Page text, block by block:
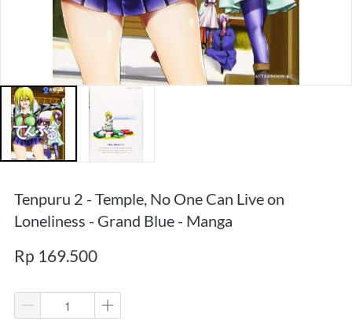
Tenpuru 2 - Temple, No One Can Live on
Loneliness - Grand Blue - Manga
Rp 169.500